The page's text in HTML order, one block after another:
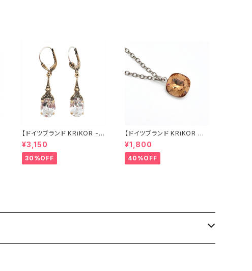
【ドイツブランド KRiKOR -ピ
アス 】透明 クリア クリスタル
ビジュー 華奢 おしゃれ アン
ティーク風 ゴールド レバーバ
ック ギフト ヨーロッパ 海外 イ
¥3,150
30%OFF
【ドイツブランド KRiKOR ネ
ックレス - スクエア 】アンバ
ー ブラウン クリスタル ビジュ
ー 一粒石 モード シンプル ミ
ニマル おしゃれ きらきら ギフ
¥1,800
40%OFF